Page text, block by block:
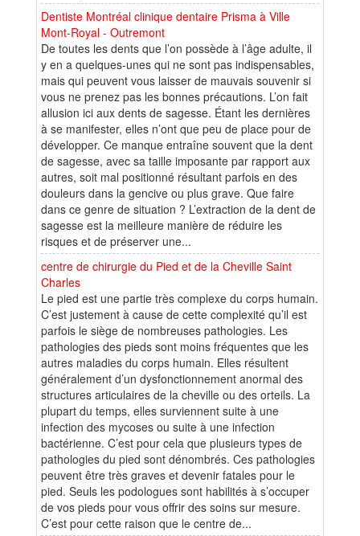
Dentiste Montréal clinique dentaire Prisma à Ville
Mont-Royal - Outremont
De toutes les dents que l’on possède à l’âge adulte, il
y en a quelques-unes qui ne sont pas indispensables,
mais qui peuvent vous laisser de mauvais souvenir si
vous ne prenez pas les bonnes précautions. L’on fait
allusion ici aux dents de sagesse. Étant les dernières
à se manifester, elles n’ont que peu de place pour de
développer. Ce manque entraîne souvent que la dent
de sagesse, avec sa taille imposante par rapport aux
autres, soit mal positionné résultant parfois en des
douleurs dans la gencive ou plus grave. Que faire
dans ce genre de situation ? L’extraction de la dent de
sagesse est la meilleure manière de réduire les
risques et de préserver une...
centre de chirurgie du Pied et de la Cheville Saint
Charles
Le pied est une partie très complexe du corps humain.
C’est justement à cause de cette complexité qu’il est
parfois le siège de nombreuses pathologies. Les
pathologies des pieds sont moins fréquentes que les
autres maladies du corps humain. Elles résultent
généralement d’un dysfonctionnement anormal des
structures articulaires de la cheville ou des orteils. La
plupart du temps, elles surviennent suite à une
infection des mycoses ou suite à une infection
bactérienne. C’est pour cela que plusieurs types de
pathologies du pied sont dénombrés. Ces pathologies
peuvent être très graves et devenir fatales pour le
pied. Seuls les podologues sont habilités à s’occuper
de vos pieds pour vous offrir des soins sur mesure.
C’est pour cette raison que le centre de...